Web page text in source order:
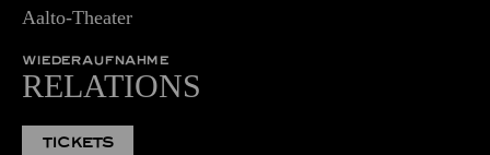
Aalto-Theater
WIEDERAUFNAHME
RELATIONS
TICKETS